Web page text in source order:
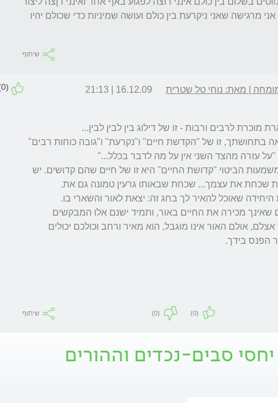
שיתוף
| מאת: נוחי טל שטרית 16.12.09 | 21:13
(0)
(0)
(0) שיתוף
סבים-נכדים וההורים